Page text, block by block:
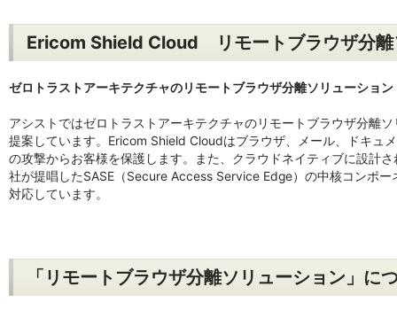
Ericom Shield Cloud リモートブラウザ分離
ゼロトラストアーキテクチャのリモートブラウザ分離ソリューション
アシストではゼロトラストアーキテクチャのリモートブラウザ分離
提案しています。Ericom Shield Cloudはブラウザ、メール、ドキュ
の攻撃からお客様を保護します。また、クラウドネイティブに設計
社が提唱したSASE（Secure Access Service Edge）の中核コンポ
対応しています。
「リモートブラウザ分離ソリューション」に